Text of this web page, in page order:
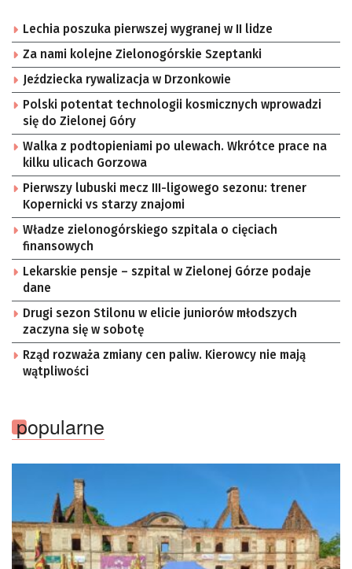
Lechia poszuka pierwszej wygranej w II lidze
Za nami kolejne Zielonogórskie Szeptanki
Jeździecka rywalizacja w Drzonkowie
Polski potentat technologii kosmicznych wprowadzi
się do Zielonej Góry
Walka z podtopieniami po ulewach. Wkrótce prace na
kilku ulicach Gorzowa
Pierwszy lubuski mecz III-ligowego sezonu: trener
Kopernicki vs starzy znajomi
Władze zielonogórskiego szpitala o cięciach
finansowych
Lekarskie pensje – szpital w Zielonej Górze podaje
dane
Drugi sezon Stilonu w elicie juniorów młodszych
zaczyna się w sobotę
Rząd rozważa zmiany cen paliw. Kierowcy nie mają
wątpliwości
popularne